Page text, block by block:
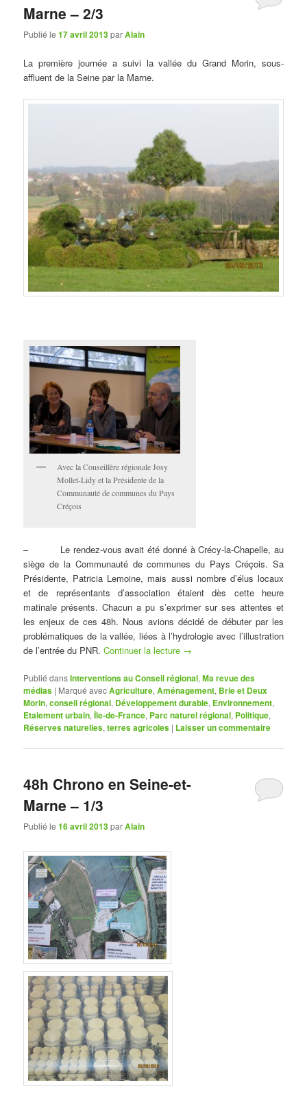
Marne – 2/3
Publié le17 avril 2013parAlain
La première journée a suivi la vallée du Grand Morin, sous-
affluent de la Seine par la Marne.
Avec la Conseillère régionale Josy
Mollet-Lidy et la Présidente de la
Communauté de communes du Pays
Créçois
– Le rendez-vous avait été donné à Crécy-la-Chapelle, au
siège de la Communauté de communes du Pays Créçois. Sa
Présidente, Patricia Lemoine, mais aussi nombre d’élus locaux
et de représentants d’association étaient dès cette heure
matinale présents. Chacun a pu s’exprimer sur ses attentes et
les enjeux de ces 48h. Nous avions décidé de débuter par les
problématiques de la vallée, liées à l’hydrologie avec l’illustration
de l’entrée du PNR.Continuer la lecture →
Publié dansInterventions au Conseil régional,Ma revue des
médias | Marqué avecAgriculture,Aménagement, Brie et Deux
Morin,conseil régional, Développement durable, Environnement,
Etalement urbain,Île-de-France, Parc naturel régional, Politique,
Réserves naturelles,terres agricoles | Laisser un commentaire
48h Chrono en Seine-et-
Marne – 1/3
Publié le16 avril 2013parAlain